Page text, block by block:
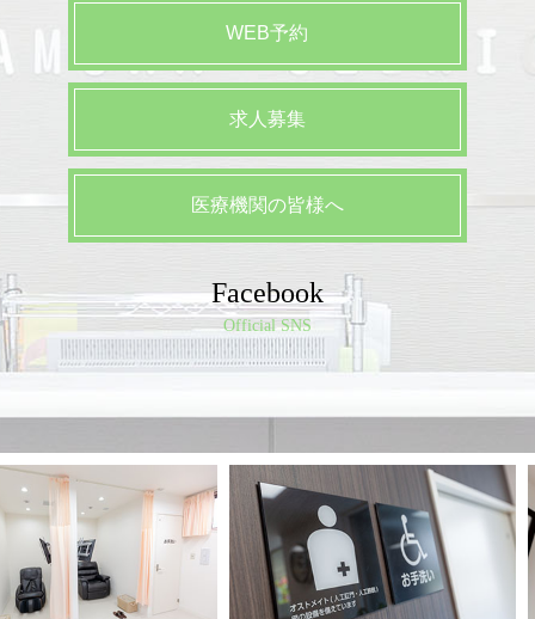
WEB予約
求人募集
医療機関の皆様へ
Facebook
Official SNS